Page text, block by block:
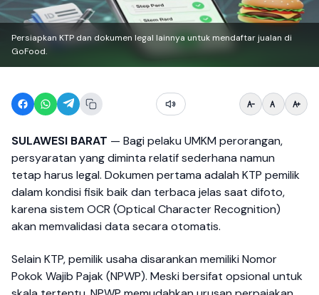
Persiapkan KTP dan dokumen legal lainnya untuk mendaftar jualan di
GoFood.
SULAWESI BARAT — Bagi pelaku UMKM perorangan,
persyaratan yang diminta relatif sederhana namun
tetap harus legal. Dokumen pertama adalah KTP pemilik
dalam kondisi fisik baik dan terbaca jelas saat difoto,
karena sistem OCR (Optical Character Recognition)
akan memvalidasi data secara otomatis.
Selain KTP, pemilik usaha disarankan memiliki Nomor
Pokok Wajib Pajak (NPWP). Meski bersifat opsional untuk